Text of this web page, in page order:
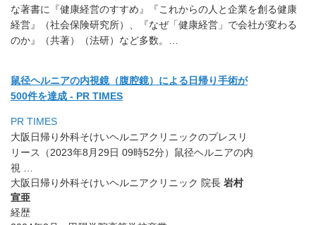
な著書に『健康経営のすすめ』『これからの人と企業を創る健康
経営』（社会保険研究所）、『なぜ「健康経営」で会社が変わる
のか』（共著）（法研）など多数。…
鼠径ヘルニアの内視鏡（腹腔鏡） による日帰り手術が
500件を達成 - PR TIMES
PR TIMES
大阪日帰り外科そけいヘルニアクリニックのプレスリ
リース（2023年8月29日 09時52分）鼠径ヘルニアの内
視 …
大阪日帰り外科そけいヘルニアクリニック 院長 岩村
宣亜
経歴